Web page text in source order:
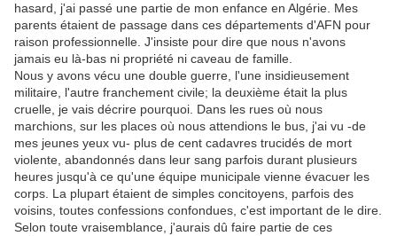
hasard, j'ai passé une partie de mon enfance en Algérie. Mes
parents étaient de passage dans ces départements d'AFN pour
raison professionnelle. J'insiste pour dire que nous n'avons
jamais eu là-bas ni propriété ni caveau de famille.
Nous y avons vécu une double guerre, l'une insidieusement
militaire, l'autre franchement civile; la deuxième était la plus
cruelle, je vais décrire pourquoi. Dans les rues où nous
marchions, sur les places où nous attendions le bus, j'ai vu -de
mes jeunes yeux vu- plus de cent cadavres trucidés de mort
violente, abandonnés dans leur sang parfois durant plusieurs
heures jusqu'à ce qu'une équipe municipale vienne évacuer les
corps. La plupart étaient de simples concitoyens, parfois des
voisins, toutes confessions confondues, c'est important de le dire.
Selon toute vraisemblance, j'aurais dû faire partie de ces